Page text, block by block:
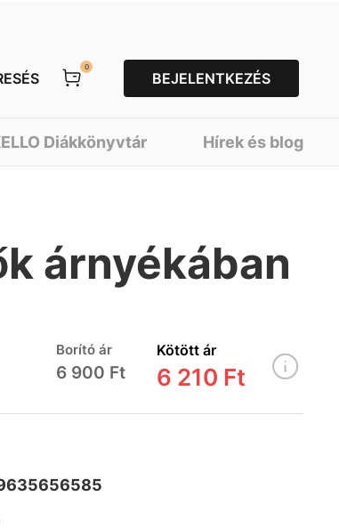
0
BEJELENTKEZÉS
Diákkönyvtár Hírek és blog
árnyékában
Borító ár
6 900 Ft
Kötött ár
6 210 Ft